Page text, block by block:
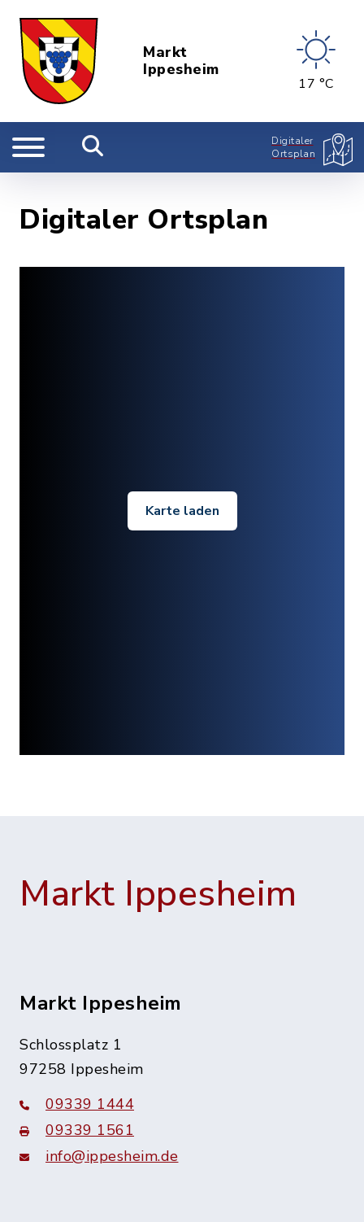
Markt
Ippesheim
17 °C
Digitaler
Ortsplan
Digitaler Ortsplan
Karte laden
Markt Ippesheim
Markt Ippesheim
Schlossplatz 1
97258 Ippesheim
09339 1444
09339 1561
info@ippesheim.de